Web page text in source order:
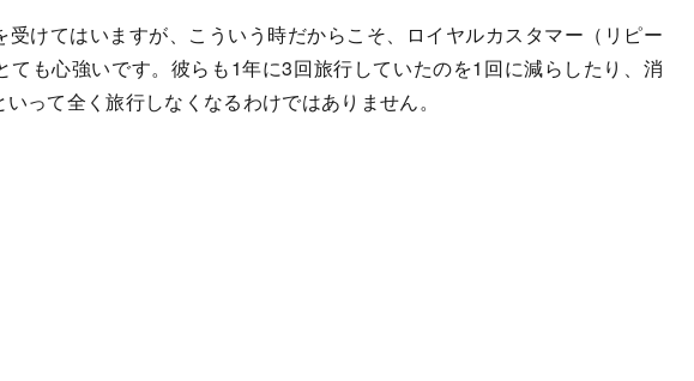
けてはいますが、こういう時だからこそ、ロイヤルカスタマー（リピー
ても心強いです。彼らも1年に3回旅行していたのを1回に減らしたり、消
って全く旅行しなくなるわけではありません。